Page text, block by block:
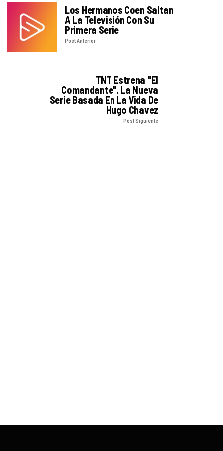
Los Hermanos Coen Saltan
A La Televisión Con Su
Primera Serie
Post Anterior
TNT Estrena "El
Comandante". La Nueva
Serie Basada En La Vida De
Hugo Chavez
Post Siguiente